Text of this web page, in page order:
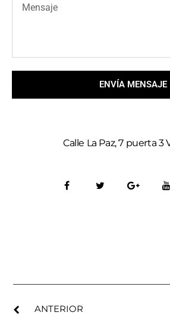
ENVÍA MENSAJE
Calle La Paz, 7 puerta 3
ANTERIOR